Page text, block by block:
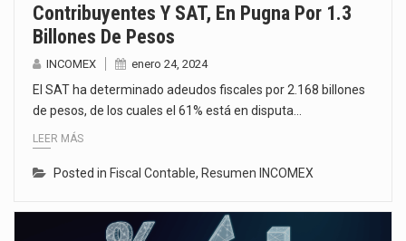
Contribuyentes Y SAT, En Pugna Por 1.3
Billones De Pesos
INCOMEX enero 24, 2024
El SAT ha determinado adeudos fiscales por 2.168 billones
de pesos, de los cuales el 61% está en disputa…
LEER MÁS
Posted in Fiscal Contable, Resumen INCOMEX